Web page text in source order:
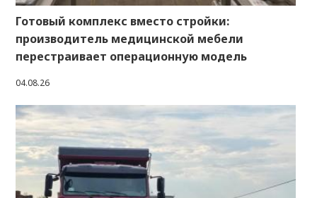
Готовый комплекс вместо стройки:
производитель медицинской мебели
перестраивает операционную модель
04.08.26